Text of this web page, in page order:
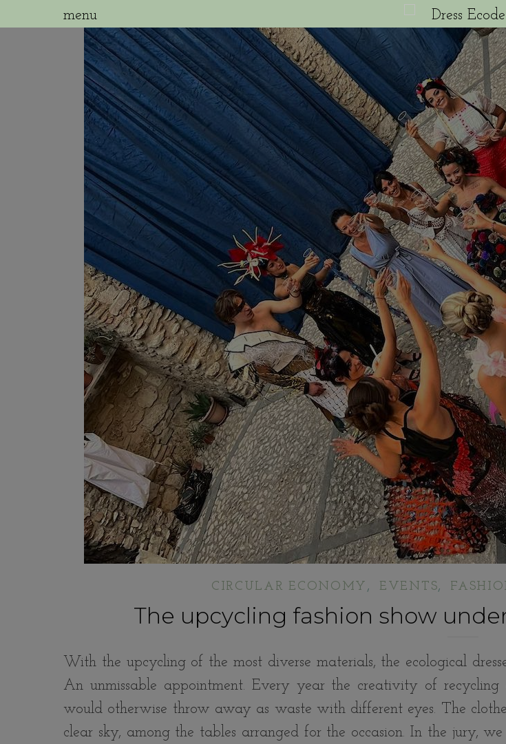
CIRCULAR ECONOMY , EVENTS,
The upcycling fashion show
With the upcycling of the most diverse materials, the ecological
An unmissable appointment. Every year the creativity of
would otherwise throw away as waste with different eyes. The
clear sky, among the tables arranged for the occasion. In the jury,